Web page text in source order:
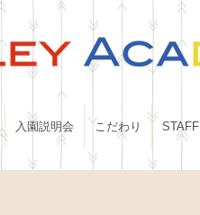
入園説明会 こだわり STAFF